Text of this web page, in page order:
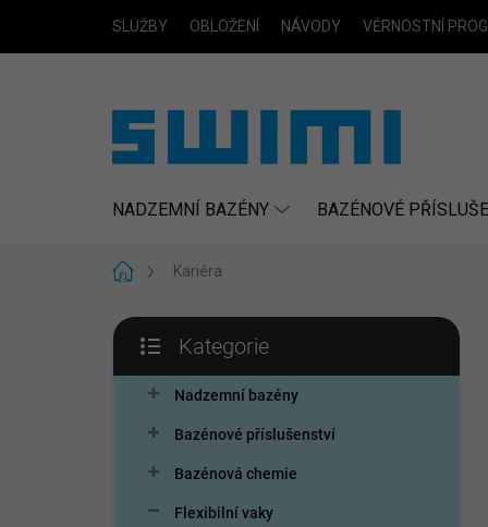
obsah
SLUŽBY OBLOŽENÍ NÁVODY VĚRNOSTNÍ
NADZEMNÍ BAZÉNY BAZÉNOVÉ
Domů Kariéra
P
s
kategorie
Kategorie
Nadzemní bazény
Bazénové příslušenství
Bazénová chemie
Flexibilní vaky